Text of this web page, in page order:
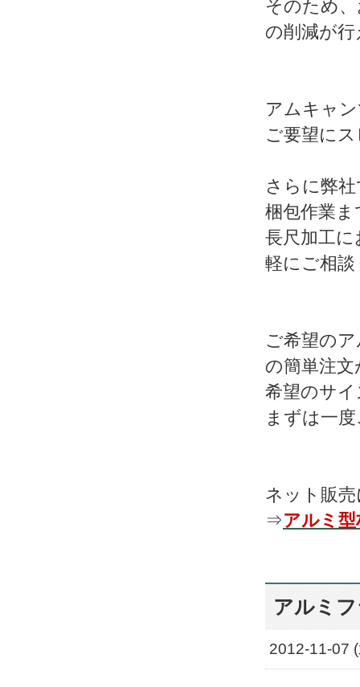
そのため
の削減が
アムキャ
ご要望に
さらに弊
梱包作業
長尺加工
軽にご相
ご希望の
の簡単注
希望のサ
まずは一
ネット販
⇒アルミ
アルミ
2012-11-07